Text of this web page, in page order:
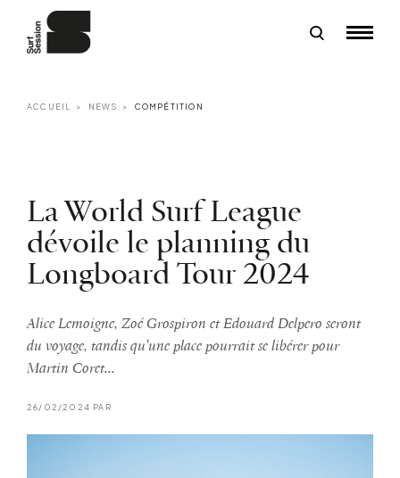
ACCUEIL NEWS COMPÉTITION
La World Surf League
dévoile le planning du
Longboard Tour 2024
Alice Lemoigne, Zoé Grospiron et Edouard Delpero seront
du voyage, tandis qu'une place pourrait se libérer pour
Martin Coret...
26/02/2024 PAR